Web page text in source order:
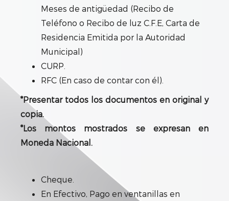
Meses de antigüedad (Recibo de
Teléfono o Recibo de luz C.F.E, Carta de
Residencia Emitida por la Autoridad
Municipal)
CURP.
RFC (En caso de contar con él).
*Presentar todos los documentos en original y
copia.
*Los montos mostrados se expresan en
Moneda Nacional.
Cheque.
En Efectivo, Pago en ventanillas en